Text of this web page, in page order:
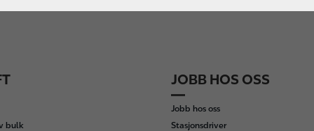
bulk
JOBB HOS OSS
Jobb hos oss
Stasjonsdriver